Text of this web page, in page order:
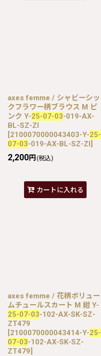
axes femme / シャビーシッ
クフラワー柄ブラウス M ピ
ンク Y-25-07-03-019-AX-
BL-SZ-ZI
[2100070000043403-Y-25-
07-03-019-AX-BL-SZ-ZI]
2,200円 (税込)
カートに入れる
axes femme / 花柄ボリュー
ムチュールスカート M 紺 Y-
25-07-03-102-AX-SK-SZ-
ZT479
[2100070000043414-Y-25-
07-03-102-AX-SK-SZ-
ZT479]